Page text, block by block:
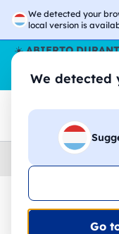
We detected your
local version is
We detected
Go
☀️ABIERTO
pedidos durante todo
Home
🔥 -30%